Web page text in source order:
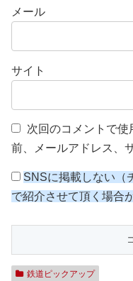
メール
サイト
次回のコメントで使
前、メールアドレス、
SNSに掲載しない（
で紹介させて頂く場合
鉄道ピックアップ